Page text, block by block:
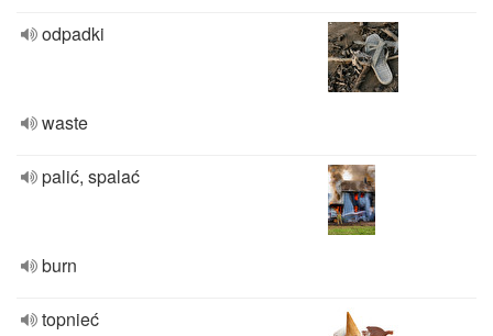
odpadki
waste
palić, spalać
burn
topnieć